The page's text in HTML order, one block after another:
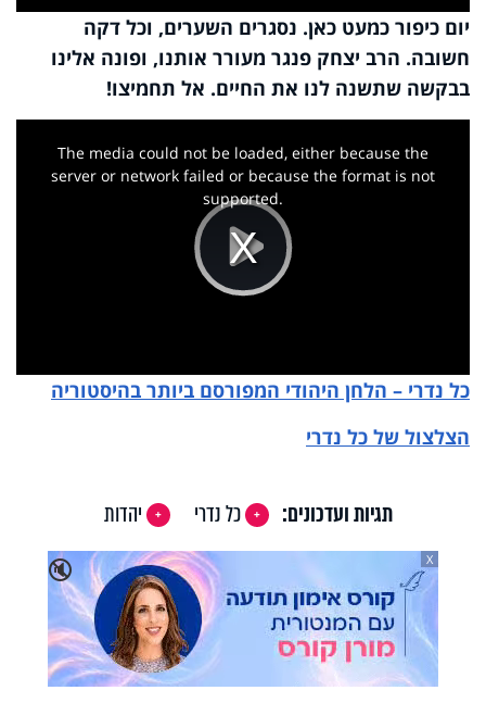
Video
יום כיפור כמעט כאן. נסגרים השערים, וכל דקה
חשובה. הרב יצחק פנגר מעורר אותנו, ופונה אלינו
בבקשה שתשנה לנו את החיים. אל תחמיצו!
Play
Video
The media could not be loaded, either because the
server or network failed or because the format is not
supported.
כל נדרי – הלחן היהודי המפורסם ביותר בהיסטוריה
הצלצול של כל נדרי
תגיות ועדכונים: כל נדרי
יהדות
🔇
X